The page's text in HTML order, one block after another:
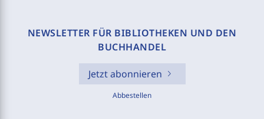
NEWSLETTER FÜR BIBLIOTHEKEN UND DEN
BUCHHANDEL
Jetzt abonnieren
Abbestellen